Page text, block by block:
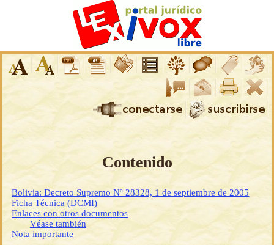
Contenido
Bolivia: Decreto Supremo Nº 28328, 1 de septiembre de 2005
Ficha Técnica (DCMI)
Enlaces con otros documentos
Véase también
Nota importante